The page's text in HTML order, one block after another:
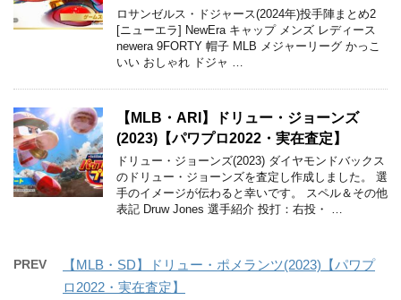
ロサンゼルス・ドジャース(2024年)投手陣まとめ2
[ニューエラ] NewEra キャップ メンズ レディース
newera 9FORTY 帽子 MLB メジャーリーグ かっこ
いい おしゃれ ドジャ …
【MLB・ARI】ドリュー・ジョーンズ
(2023)【パワプロ2022・実在査定】
ドリュー・ジョーンズ(2023) ダイヤモンドバックス
のドリュー・ジョーンズを査定し作成しました。 選
手のイメージが伝わると幸いです。 スペル＆その他
表記 Druw Jones 選手紹介 投打：右投・ …
PREV
【MLB・SD】ドリュー・ポメランツ(2023)【パワプ
ロ2022・実在査定】